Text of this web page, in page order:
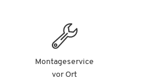
Montageservice
vor Ort